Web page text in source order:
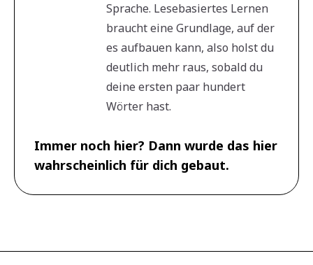
Sprache. Lesebasiertes Lernen
braucht eine Grundlage, auf der
es aufbauen kann, also holst du
deutlich mehr raus, sobald du
deine ersten paar hundert
Wörter hast.
Immer noch hier? Dann wurde das hier
wahrscheinlich für dich gebaut.